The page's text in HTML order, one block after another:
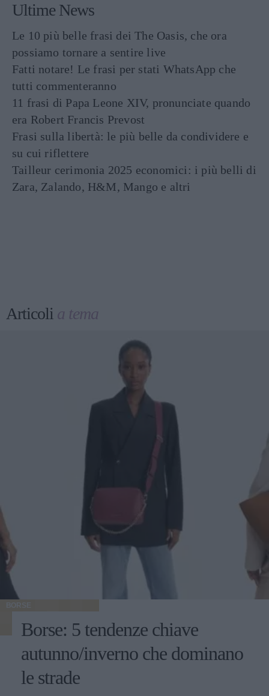
Ultime News
Le 10 più belle frasi dei The Oasis, che ora
possiamo tornare a sentire live
Fatti notare! Le frasi per stati WhatsApp che
tutti commenteranno
11 frasi di Papa Leone XIV, pronunciate quando
era Robert Francis Prevost
Frasi sulla libertà: le più belle da condividere e
su cui riflettere
Tailleur cerimonia 2025 economici: i più belli di
Zara, Zalando, H&M, Mango e altri
Articoli a tema
BORSE
Borse: 5 tendenze chiave
autunno/inverno che dominano
le strade